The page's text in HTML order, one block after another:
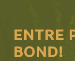
ENTRE
BOND!